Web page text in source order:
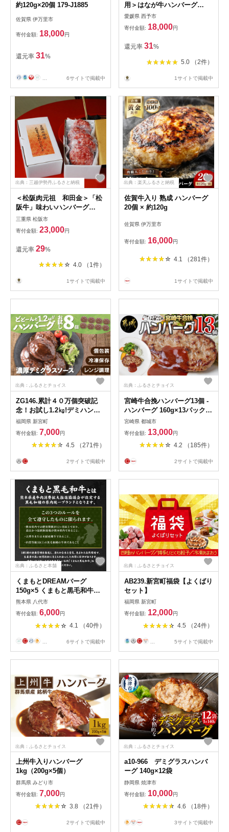
約120g×20個 179-J1885
佐賀県 伊万里市
寄付金額: 18,000円
還元率 31%
6サイトで掲載中
用＞はなが牛ハンバーグ
150g×6個
愛媛県 西予市
寄付金額: 18,000円
還元率 31%
5.0 （2件）
1サイトで掲載中
出典：三越伊勢丹ふるさと納税
＜松阪肉元祖 和田金＞「松
阪牛」味わいハンバーグ
160g×5（計800g）
三重県 松阪市
寄付金額: 23,000円
還元率 29%
4.0 （1件）
1サイトで掲載中
出典：楽天ふるさと納税
佐賀牛入り 熟成 ハンバーグ
20個 × 約120g
佐賀県 伊万里市
寄付金額: 16,000円
4.1 （281件）
1サイトで掲載中
出典：ふるさとチョイス
ZG146.累計４０万個突破記
念！お試し1.2㎏!デミハンバ
ーグ【150g×8個】
福岡県 新宮町
寄付金額: 7,000円
4.5 （271件）
2サイトで掲載中
出典：ふるさとチョイス
宮崎牛合挽ハンバーグ13個 -
ハンバーグ 160g×13パック
個包装 宮崎牛 (A4ランク以
上) 4等級 豚肉 合挽肉_13-
1505_(都城市) ばあちゃん本
舗 加工品 国産黒毛和牛 ブラ
宮崎県 都城市
寄付金額: 13,000円
4.2 （185件）
2サイトで掲載中
出典：ふるさと本舗
くまもとDREAMバーグ
150g×5 くまもと黒毛和牛
100% ハンバーグ 黒毛和牛
おかず 惣菜 洋食 お肉 肉 牛
肉 にく 冷凍 熊本県 八代市
熊本県 八代市
寄付金額: 6,000円
4.1 （40件）
... 6サイトで掲載中
出典：ふるさとチョイス
AB239.新宮町福袋【よくばり
セット】
福岡県 新宮町
寄付金額: 12,000円
4.5 （24件）
... 5サイトで掲載中
出典：ふるさとチョイス
上州牛入りハンバーグ
1kg（200g×5個）
群馬県 みどり市
寄付金額: 7,000円
3.8 （21件）
2サイトで掲載中
出典：ふるさとチョイス
a10-966 デミグラスハンバ
ーグ 140g×12袋
静岡県 焼津市
寄付金額: 10,000円
4.6 （18件）
3サイトで掲載中